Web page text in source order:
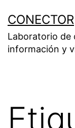
contenido
CONECTOR
Laboratorio de
información y